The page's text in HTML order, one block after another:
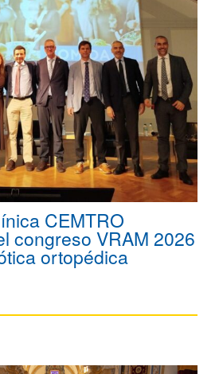
CEMTRO
congreso VRAM 2026
ortopédica